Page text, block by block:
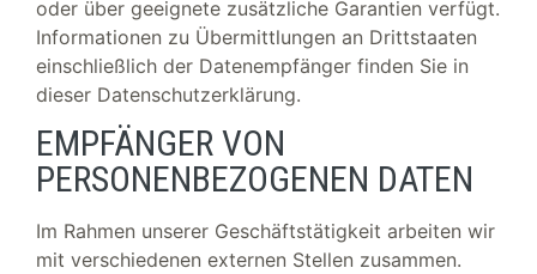
oder über geeignete zusätzliche Garantien verfügt.
Informationen zu Übermittlungen an Drittstaaten
einschließlich der Datenempfänger finden Sie in
dieser Datenschutzerklärung.
EMPFÄNGER VON
PERSONENBEZOGENEN DATEN
Im Rahmen unserer Geschäftstätigkeit arbeiten wir
mit verschiedenen externen Stellen zusammen.